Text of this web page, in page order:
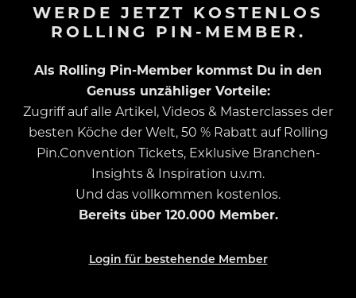
WERDE JETZT KOSTENLOS
ROLLING PIN-MEMBER.
Als Rolling Pin-Member kommst Du in den
Genuss unzähliger Vorteile:
Zugriff auf alle Artikel, Videos & Masterclasses der
besten Köche der Welt, 50 % Rabatt auf Rolling
Pin.Convention Tickets, Exklusive Branchen-
Insights & Inspiration u.v.m.
Und das vollkommen kostenlos.
Bereits über 120.000 Member.
Login für bestehende Member